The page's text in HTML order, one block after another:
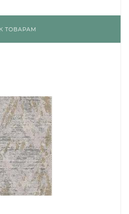
К ТОВАРАМ